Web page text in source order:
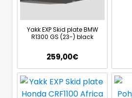
Yakk EXP Skid plate BMW
R1300 GS (23-) black
259,00€